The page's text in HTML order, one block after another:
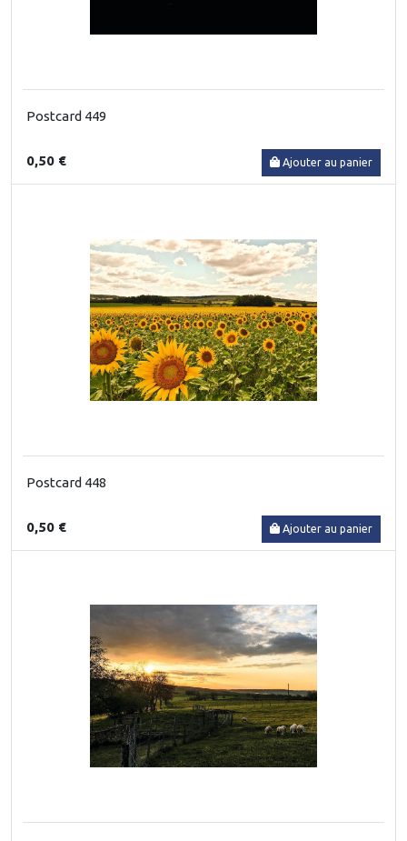
Postcard 449
0,50 € Ajouter au panier
Postcard 448
0,50 € Ajouter au panier